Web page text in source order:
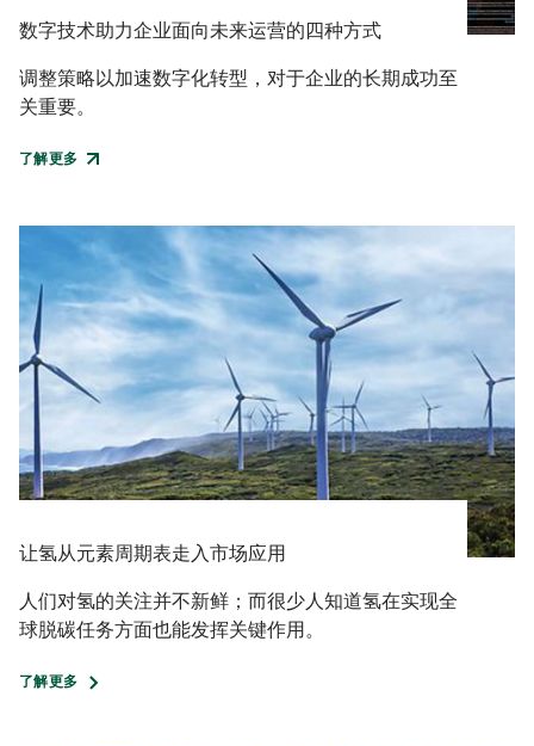
数字技术助力企业面向未来运营的四种方式
调整策略以加速数字化转型，对于企业的长期成功至
关重要。
了解更多
让氢从元素周期表走入市场应用
人们对氢的关注并不新鲜；而很少人知道氢在实现全
球脱碳任务方面也能发挥关键作用。
了解更多